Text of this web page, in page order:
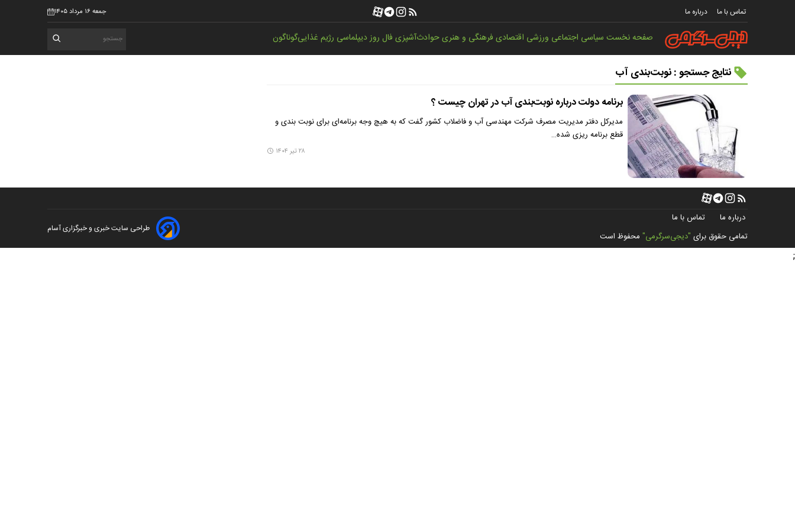
تماس با ما درباره ما جمعه ۱۶ مرداد ۱۴۰۵
صفحه نخستسیاسی اجتماعی ورزشی اقتصادیفرهنگی و هنریحوادثآشپزیفال روزدیپلماسی رژیم غذاییگوناگون
نتایج جستجو : نوبت‌بندی آب
برنامه دولت درباره نوبت‌بندی آب در تهران چیست ؟
مدیرکل دفتر مدیریت مصرف شرکت مهندسی آب و فاضلاب کشور گفت که به هیچ وجه برنامه‌ای برای نوبت بندی و
قطع برنامه ریزی شده…
۲۸ تیر ۱۴۰۴
درباره ما
تماس با ما
تمامی حقوق برای "دیجی‌سرگرمی" محفوظ است
طراحی سایت خبری و خبرگزاری آسام
;